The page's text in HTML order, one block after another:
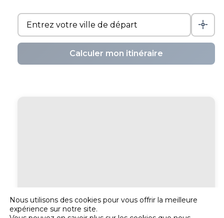
Calculer mon itinéraire
Nous utilisons des cookies pour vous offrir la meilleure
expérience sur notre site.